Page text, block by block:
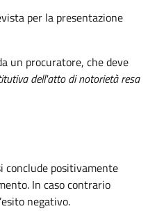
per la presentazione
un procuratore, che deve
dell'atto di notorietà resa
conclude positivamente
In caso contrario
negativo.